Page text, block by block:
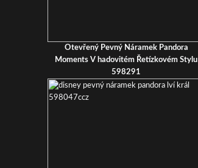
Otevřený Pevný Náramek Pandora
Moments V hadovitém Řetízkovém Stylu
598291